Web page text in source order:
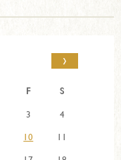
›
F
S
3
4
10
11